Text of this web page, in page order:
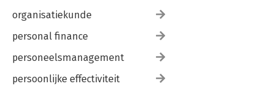
organisatiekunde
personal finance
personeelsmanagement
persoonlijke effectiviteit